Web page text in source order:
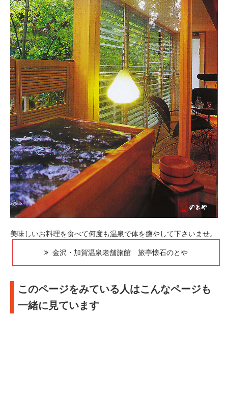
美味しいお料理を食べて何度も温泉で体を癒やして下さいませ。
金沢・加賀温泉老舗旅館 旅亭懐石のとや
このページをみている人はこんなページも
一緒に見ています